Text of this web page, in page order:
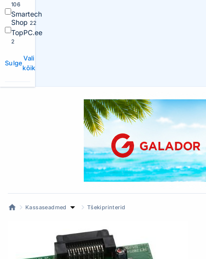
106
Smartech
Shop 22
TopPC.ee
2
Sulge
Vali
kõik
Kassaseadmed Tšekiprinterid